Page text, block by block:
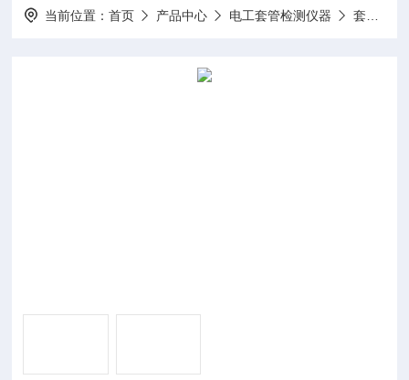
当前位置：首页 产品中心 电工套管检测仪器 套管弯曲试验仪